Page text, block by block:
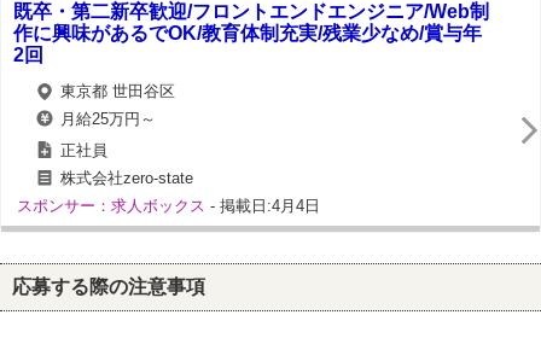
既卒・第二新卒歓迎/フロントエンドエンジニア/Web制
作に興味があるでOK/教育体制充実/残業少なめ/賞与年
2回
東京都 世田谷区
月給25万円～
正社員
株式会社zero-state
スポンサー：求人ボックス - 掲載日:4月4日
応募する際の注意事項